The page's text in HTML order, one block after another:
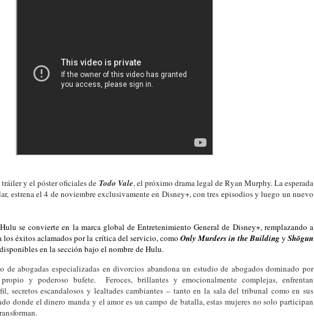
y el póster oficiales de Todo Vale, el próximo drama legal de Ryan Murphy. La esperada
estrena el 4 de noviembre exclusivamente en Disney+, con tres episodios y luego un nuevo
se convierte en la marca global de Entretenimiento General de Disney+, remplazando a
los éxitos aclamados por la crítica del servicio, comoOnly Murders in the BuildingyShōgun
en la sección bajo el nombre de Hulu.
de abogadas especializadas en divorcios abandona un estudio de abogados dominado por
y poderoso bufete. Feroces, brillantes y emocionalmente complejas, enfrentan
secretos escandalosos y lealtades cambiantes – tanto en la sala del tribunal como en sus
donde el dinero manda y el amor es un campo de batalla, estas mujeres no solo participan